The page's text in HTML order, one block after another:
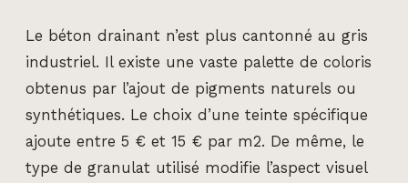
Le béton drainant n’est plus cantonné au gris
industriel. Il existe une vaste palette de coloris
obtenus par l’ajout de pigments naturels ou
synthétiques. Le choix d’une teinte spécifique
ajoute entre 5 € et 15 € par m2. De même, le
type de granulat utilisé modifie l’aspect visuel